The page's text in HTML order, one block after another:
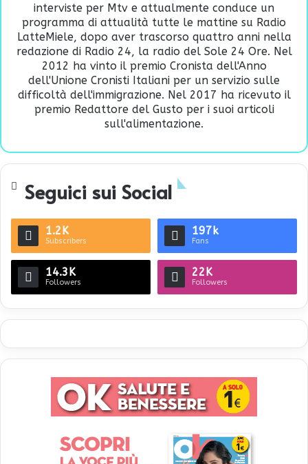
interviste per Mtv e attualmente conduce un
programma di attualità tutte le mattine su Radio
LatteMiele, dopo aver trascorso quattro anni nella
redazione di Radio 24, la radio del Sole 24 Ore. Nel
2012 ha vinto il premio Cronista dell'Anno
dell'Unione Cronisti Italiani per un servizio sulle
difficoltà dell'immigrazione. Nel 2017 ha ricevuto il
premio Redattore del Gusto per i suoi articoli
sull'alimentazione.
Seguici sui Social
1.2K
Subscribers
197k
Fans
14.3K
Followers
22K
Followers